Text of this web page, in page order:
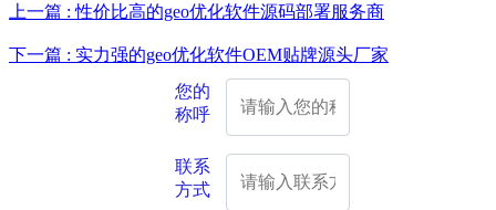
上一篇 : 性价比高的geo优化软件源码部署服务商
下一篇 : 实力强的geo优化软件OEM贴牌源头厂家
您的
称呼
联系
方式